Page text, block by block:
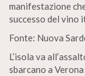
manifestazione
successo del vino
Fonte: Nuova
L’isola va
sbarcano a